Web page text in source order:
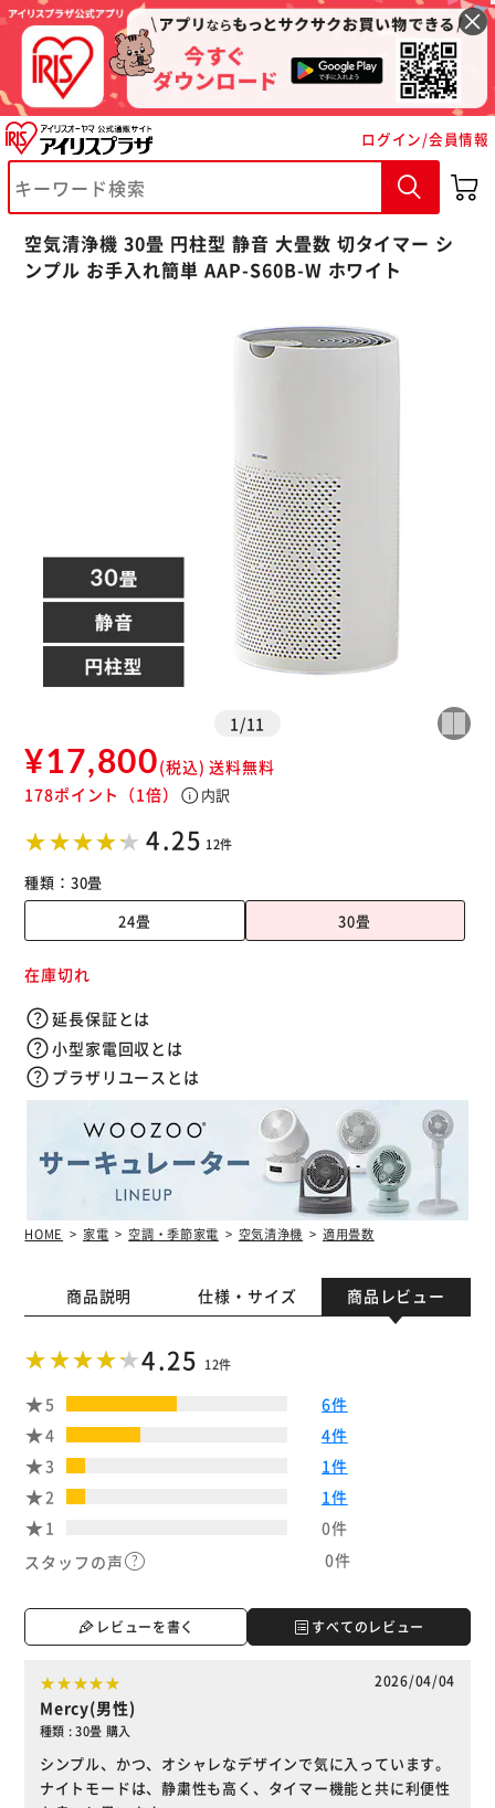
ログイン/会員情報
空気清浄機 30畳 円柱型 静音 大畳数 切タイマー シ
ンプル お手入れ簡単 AAP-S60B-W ホワイト
1 /11
¥17,800(税込) 送料無料
178ポイント （1倍） info内訳
4.25 12件
種類： 30畳
24畳
30畳
在庫切れ
延長保証とは
小型家電回収とは
プラザリユースとは
HOME 家電 空調・季節家電 空気清浄機 適用畳数
商品説明 仕様・サイズ 商品レビュー
4.25 12件
5
6件
4
4件
3
1件
2
1件
1
0件
スタッフの声
0件
レビューを書く すべてのレビュー
2026/04/04
Mercy(男性)
種類 : 30畳 購入
シンプル、かつ、オシャレなデザインで気に入っています。
ナイトモードは、静粛性も高く、タイマー機能と共に利便性
※ご確認ください
カートに入れる